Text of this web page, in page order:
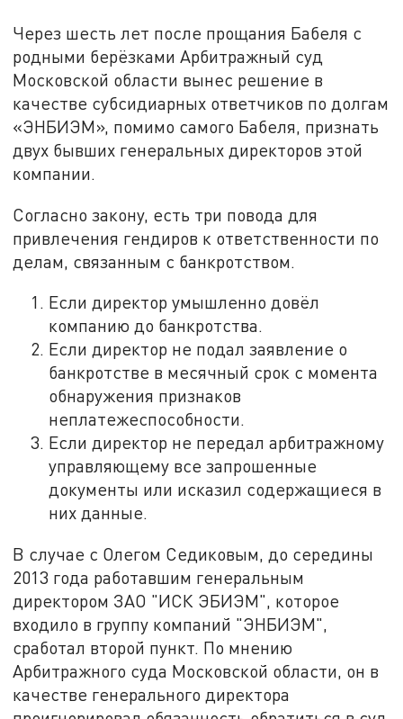
Через шесть лет после прощания Бабеля с
родными берёзками Арбитражный суд
Московской области вынес решение в
качестве субсидиарных ответчиков по долгам
«ЭНБИЭМ», помимо самого Бабеля, признать
двух бывших генеральных директоров этой
компании.
Согласно закону, есть три повода для
привлечения гендиров к ответственности по
делам, связанным с банкротством.
Если директор умышленно довёл
компанию до банкротства.
Если директор не подал заявление о
банкротстве в месячный срок с момента
обнаружения признаков
неплатежеспособности.
Если директор не передал арбитражному
управляющему все запрошенные
документы или исказил содержащиеся в
них данные.
В случае с Олегом Седиковым, до середины
2013 года работавшим генеральным
директором ЗАО "ИСК ЭБИЭМ", которое
входило в группу компаний "ЭНБИЭМ",
сработал второй пункт. По мнению
Арбитражного суда Московской области, он в
качестве генерального директора